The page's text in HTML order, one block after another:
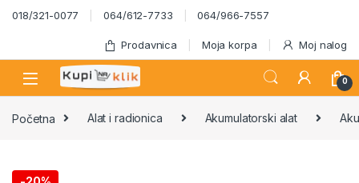
Skip to navigation
Skip to content
018/321-0077 064/612-7733 064/966-7557
Prodavnica Moja korpa Moj nalog
0
Početna Alat i radionica Akumulatorski alat